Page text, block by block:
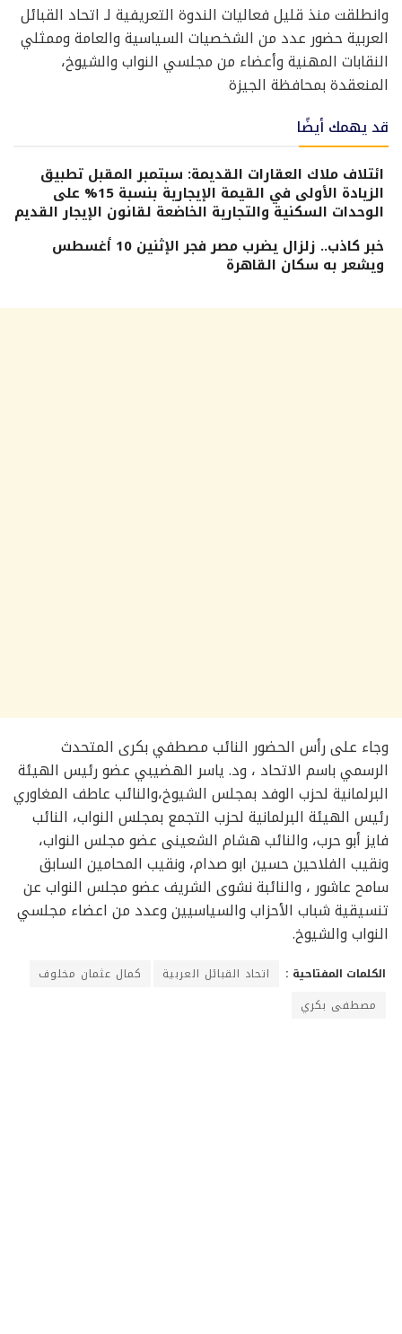
وانطلقت منذ قليل فعاليات الندوة التعريفية لـ اتحاد القبائل
العربية حضور عدد من الشخصيات السياسية والعامة وممثلي
النقابات المهنية وأعضاء من مجلسي النواب والشيوخ،
المنعقدة بمحافظة الجيزة
قد يهمك أيضًا
ائتلاف ملاك العقارات القديمة: سبتمبر المقبل تطبيق
الزيادة الأولى في القيمة الإيجارية بنسبة 15% على
الوحدات السكنية والتجارية الخاضعة لقانون الإيجار القديم
خبر كاذب.. زلزال يضرب مصر فجر الإثنين 10 أغسطس
ويشعر به سكان القاهرة
وجاء على رأس الحضور النائب مصطفي بكرى المتحدث
الرسمي باسم الاتحاد ، ود. ياسر الهضيبي عضو رئيس الهيئة
البرلمانية لحزب الوفد بمجلس الشيوخ،والنائب عاطف المغاوري
رئيس الهيئة البرلمانية لحزب التجمع بمجلس النواب، النائب
فايز أبو حرب، والنائب هشام الشعينى عضو مجلس النواب،
ونقيب الفلاحين حسين ابو صدام، ونقيب المحامين السابق
سامح عاشور ، والنائبة نشوى الشريف عضو مجلس النواب عن
تنسيقية شباب الأحزاب والسياسيين وعدد من اعضاء مجلسي
النواب والشيوخ.
الكلمات المفتاحية : اتحاد القبائل العربية
كمال عثمان مخلوف
مصطفى بكري